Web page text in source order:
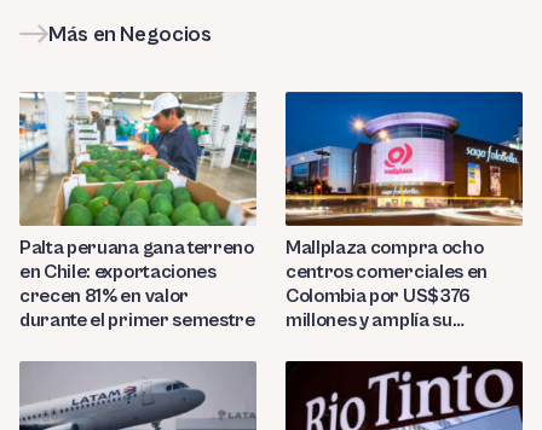
Más en Negocios
Palta peruana gana terreno
en Chile: exportaciones
crecen 81% en valor
durante el primer semestre
Mallplaza compra ocho
centros comerciales en
Colombia por US$376
millones y amplía su